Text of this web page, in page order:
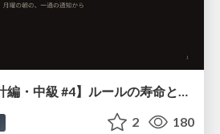
【やさしく解説 設計編・中級 #4】ルールの寿命と、システムの年輪
2 180